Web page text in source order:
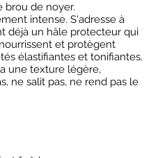
brou de noyer.
intense. S'adresse à
déjà un hâle protecteur qui
et protègent
élastifiantes et tonifiantes.
une texture légère,
ne salit pas, ne rend pas le